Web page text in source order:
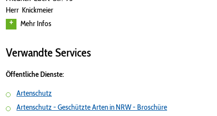
Herr Knickmeier
Mehr Infos
Verwandte Services
Öffentliche Dienste:
Artenschutz
Artenschutz - Geschützte Arten in NRW - Broschüre